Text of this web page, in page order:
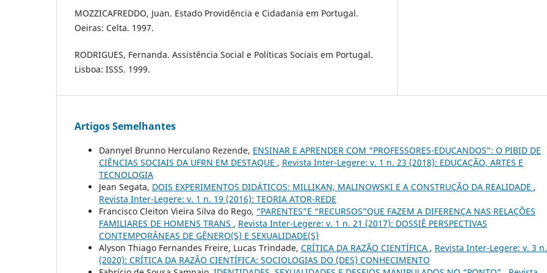
MOZZICAFREDDO, Juan. Estado Providência e Cidadania em Portugal.
Oeiras: Celta. 1997.
RODRIGUES, Fernanda. Assistência Social e Políticas Sociais em Portugal.
Lisboa: ISSS. 1999.
Artigos Semelhantes
Dannyel Brunno Herculano Rezende, ENSINAR E APRENDER COM “PROFESSORES-EDUCANDOS”: O PIBID DE
CIÊNCIAS SOCIAIS DA UFRN EM DESTAQUE , Revista Inter-Legere: v. 1 n. 23 (2018): EDUCAÇÃO, ARTES E
TECNOLOGIA
Jean Segata, DOIS EXPERIMENTOS DIDÁTICOS: MILLIKAN, MALINOWSKI E A CONSTRUÇÃO DA REALIDADE ,
Revista Inter-Legere: v. 1 n. 19 (2016): TEORIA ATOR-REDE
Francisco Cleiton Vieira Silva do Rego, “PARENTES”E “RECURSOS”QUE FAZEM A DIFERENÇA NAS RELAÇÕES
FAMILIARES DE HOMENS TRANS , Revista Inter-Legere: v. 1 n. 21 (2017): DOSSIÊ PERSPECTIVAS
CONTEMPORÂNEAS DE GÊNERO(S) E SEXUALIDADE(S)
Alyson Thiago Fernandes Freire, Lucas Trindade, CRÍTICA DA RAZÃO CIENTÍFICA , Revista Inter-Legere: v. 3
(2020): CRÍTICA DA RAZÃO CIENTÍFICA: SOCIOLOGIAS DO (DES) CONHECIMENTO